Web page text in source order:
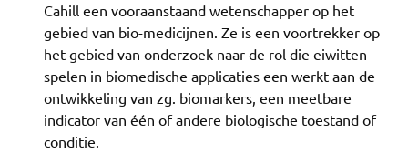
Cahill een vooraanstaand wetenschapper op het
gebied van bio-medicijnen. Ze is een voortrekker op
het gebied van onderzoek naar de rol die eiwitten
spelen in biomedische applicaties een werkt aan de
ontwikkeling van zg. biomarkers, een meetbare
indicator van één of andere biologische toestand of
conditie.